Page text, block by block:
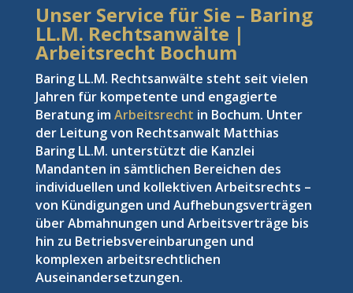
Unser Service für Sie – Baring
LL.M. Rechtsanwälte |
Arbeitsrecht Bochum
Baring LL.M. Rechtsanwälte steht seit vielen
Jahren für kompetente und engagierte
Beratung imArbeitsrecht in Bochum. Unter
der Leitung von Rechtsanwalt Matthias
Baring LL.M. unterstützt die Kanzlei
Mandanten in sämtlichen Bereichen des
individuellen und kollektiven Arbeitsrechts –
von Kündigungen und Aufhebungsverträgen
über Abmahnungen und Arbeitsverträge bis
hin zu Betriebsvereinbarungen und
komplexen arbeitsrechtlichen
Auseinandersetzungen.